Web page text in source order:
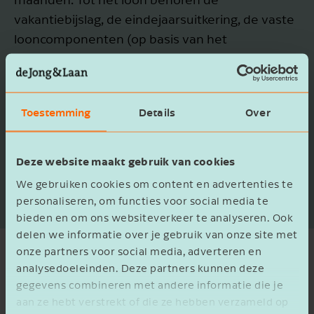
Toestemming Details Over
Deze website maakt gebruik van cookies
We gebruiken cookies om content en advertenties te
personaliseren, om functies voor social media te
bieden en om ons websiteverkeer te analyseren. Ook
delen we informatie over je gebruik van onze site met
onze partners voor social media, adverteren en
analysedoeleinden. Deze partners kunnen deze
gegevens combineren met andere informatie die je
aan ze hebt verstrekt of die ze hebben verzameld op
vakantiebijslag, de eindejaarsuitkering, de vaste
looncomponenten (op basis van het
gemiddelde van de laatste twaalf maanden
voor het eindigen van de arbeidsovereenkomst)
en de overeengekomen variabele
looncomponenten op basis van het gemiddelde
van de laatste drie jaar voor het eindigen van de
arbeidsovereenkomst, maar zonder daarbij
perioden van arbeidsongeschiktheid mee te
tellen.
Welke periode telt?
In de Regeling looncomponenten en